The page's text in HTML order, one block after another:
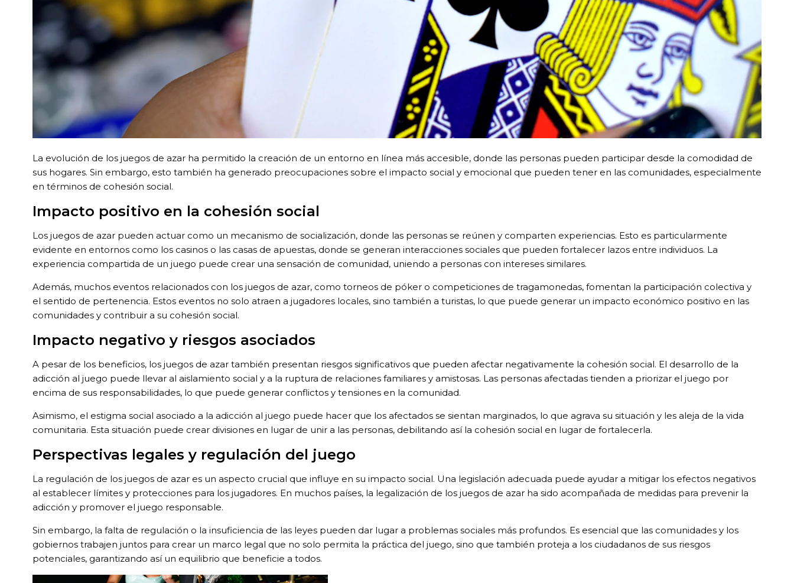
La evolución de los juegos de azar ha permitido la creación de un entorno en línea más accesible, donde las personas pueden participar desde la comodidad de
sus hogares. Sin embargo, esto también ha generado preocupaciones sobre el impacto social y emocional que pueden tener en las comunidades, especialmente
en términos de cohesión social.
Impacto positivo en la cohesión social
Los juegos de azar pueden actuar como un mecanismo de socialización, donde las personas se reúnen y comparten experiencias. Esto es particularmente
evidente en entornos como los casinos o las casas de apuestas, donde se generan interacciones sociales que pueden fortalecer lazos entre individuos. La
experiencia compartida de un juego puede crear una sensación de comunidad, uniendo a personas con intereses similares.
Además, muchos eventos relacionados con los juegos de azar, como torneos de póker o competiciones de tragamonedas, fomentan la participación colectiva y
el sentido de pertenencia. Estos eventos no solo atraen a jugadores locales, sino también a turistas, lo que puede generar un impacto económico positivo en las
comunidades y contribuir a su cohesión social.
Impacto negativo y riesgos asociados
A pesar de los beneficios, los juegos de azar también presentan riesgos significativos que pueden afectar negativamente la cohesión social. El desarrollo de la
adicción al juego puede llevar al aislamiento social y a la ruptura de relaciones familiares y amistosas. Las personas afectadas tienden a priorizar el juego por
encima de sus responsabilidades, lo que puede generar conflictos y tensiones en la comunidad.
Asimismo, el estigma social asociado a la adicción al juego puede hacer que los afectados se sientan marginados, lo que agrava su situación y les aleja de la vida
comunitaria. Esta situación puede crear divisiones en lugar de unir a las personas, debilitando así la cohesión social en lugar de fortalecerla.
Perspectivas legales y regulación del juego
La regulación de los juegos de azar es un aspecto crucial que influye en su impacto social. Una legislación adecuada puede ayudar a mitigar los efectos negativos
al establecer límites y protecciones para los jugadores. En muchos países, la legalización de los juegos de azar ha sido acompañada de medidas para prevenir la
adicción y promover el juego responsable.
Sin embargo, la falta de regulación o la insuficiencia de las leyes pueden dar lugar a problemas sociales más profundos. Es esencial que las comunidades y los
gobiernos trabajen juntos para crear un marco legal que no solo permita la práctica del juego, sino que también proteja a los ciudadanos de sus riesgos
potenciales, garantizando así un equilibrio que beneficie a todos.